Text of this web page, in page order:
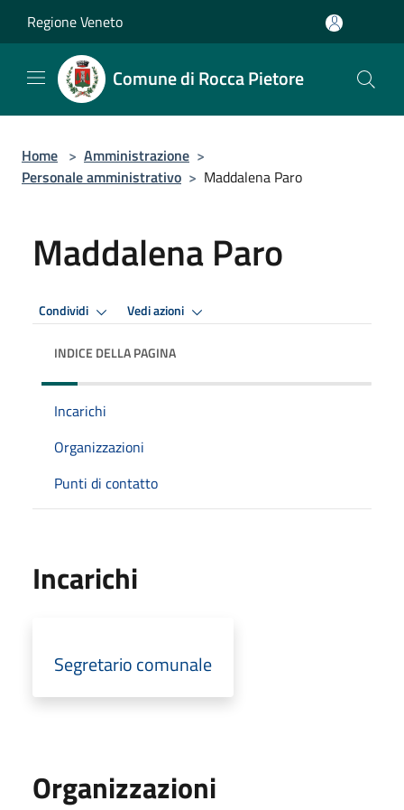
Regione Veneto
Comune di Rocca Pietore
Home > Amministrazione >
Personale amministrativo > Maddalena Paro
Maddalena Paro
Condividi Vedi azioni
INDICE DELLA PAGINA
Incarichi
Organizzazioni
Punti di contatto
Incarichi
Segretario comunale
Organizzazioni